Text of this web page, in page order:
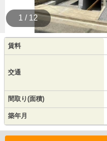
1 / 12
賃料
交通
間取り(面積)
築年月